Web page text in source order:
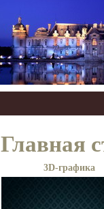
Главная
3D-графика